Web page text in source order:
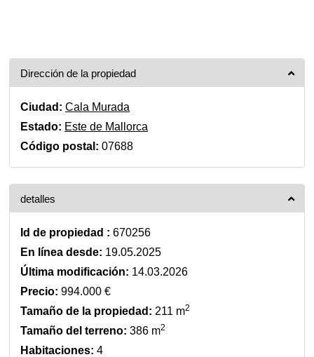
Dirección de la propiedad
Ciudad: Cala Murada
Estado: Este de Mallorca
Código postal: 07688
detalles
Id de propiedad : 670256
En línea desde: 19.05.2025
Última modificación: 14.03.2026
Precio: 994.000 €
Tamaño de la propiedad: 211 m2
Tamaño del terreno: 386 m2
Habitaciones: 4